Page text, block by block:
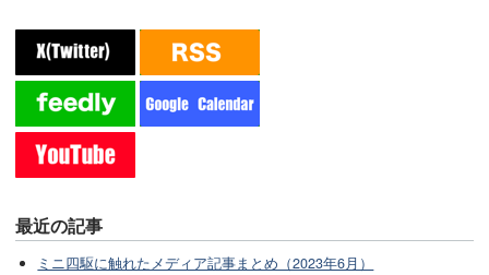
最近の記事
ミニ四駆に触れたメディア記事まとめ（2023年6月）